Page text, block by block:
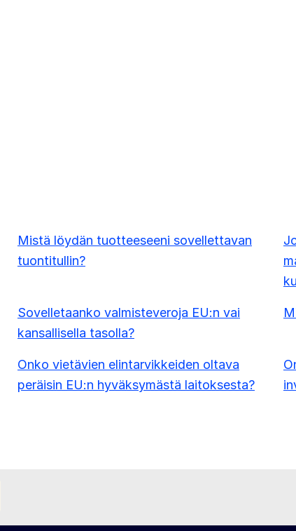
Mistä löydän tuotteeseeni sovellettavan
tuontitullin?
Sovelletaanko valmisteveroja EU:n vai
kansallisella tasolla?
Onko vietävien elintarvikkeiden oltava
peräisin EU:n hyväksymästä laitoksesta?